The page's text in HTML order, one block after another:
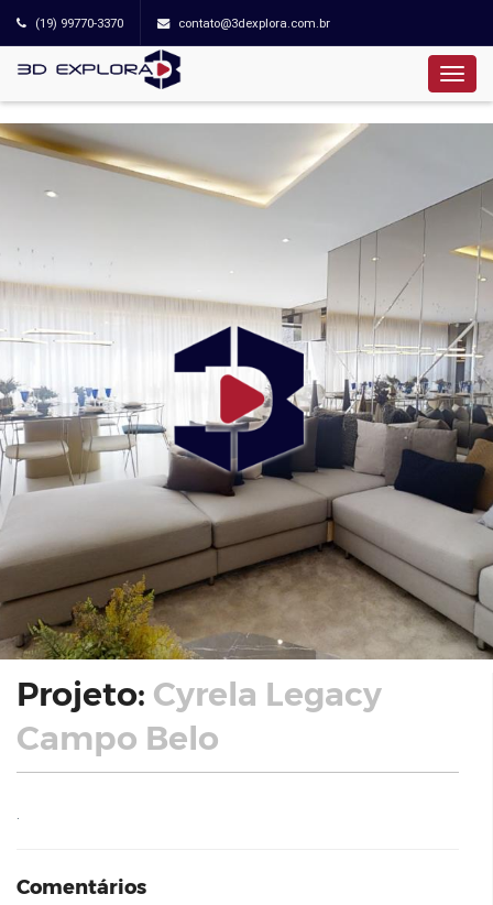
(19) 99770-3370 contato@3dexplora.com.br
Projeto: Cyrela Legacy
Campo Belo
Comentários